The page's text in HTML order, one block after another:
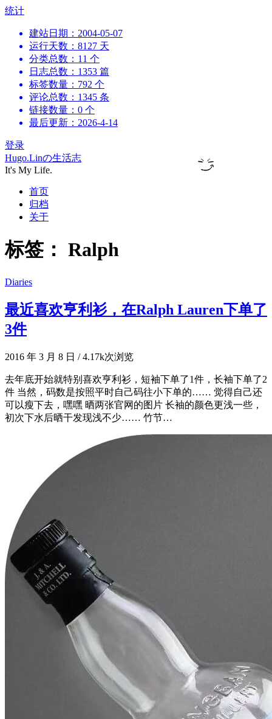
跳
统计
建站日期：2004-05-07
运行天数：8127 天
分类总数：11 个
日志总数：1353 篇
标签数量：792 个
评论总数：1345 条
链接数量：0 个
最后更新：2026-4-14
登录
Hugo.Linの生活志
It's My Life.
首页
归档
关于
标签： Ralph
Diaries
最近喜欢亨利衫，在Ralph Lauren下单了
3件
2016 年 3 月 8 日 /4.17k次浏览
去年底开始就特别喜欢亨利衫，短袖下单了1件，长袖下单了2
件 当然，码数是按照平时自己码往小下单的…… 觉得自己还
可以瘦下去，嘿嘿 晒两张官网的图片 长袖的颜色更浅一些，
初次下水后晒干发现浅不少…… 竹节…